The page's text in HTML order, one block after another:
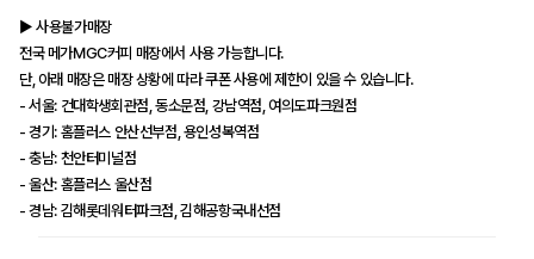
▶ 사용불가매장
전국 메가MGC커피 매장에서 사용 가능합니다.
단, 아래 매장은 매장 상황에 따라 쿠폰 사용에 제한이 있을 수 있습니다.
- 서울: 건대학생회관점, 동소문점, 강남역점, 여의도파크원점
- 경기: 홈플러스 안산선부점, 용인성복역점
- 충남: 천안터미널점
- 울산: 홈플러스 울산점
- 경남: 김해롯데워터파크점, 김해공항국내선점